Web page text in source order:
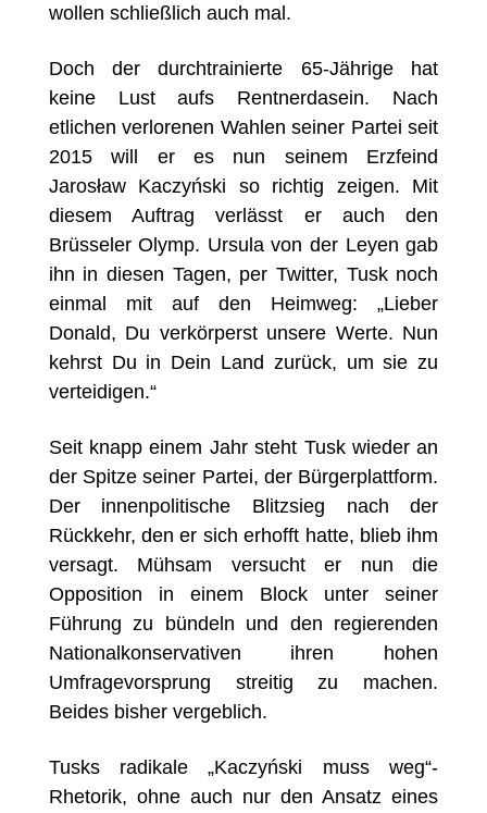
wollen schließlich auch mal.
Doch der durchtrainierte 65-Jährige hat
keine Lust aufs Rentnerdasein. Nach
etlichen verlorenen Wahlen seiner Partei seit
2015 will er es nun seinem Erzfeind
Jarosław Kaczyński so richtig zeigen. Mit
diesem Auftrag verlässt er auch den
Brüsseler Olymp. Ursula von der Leyen gab
ihn in diesen Tagen, per Twitter, Tusk noch
einmal mit auf den Heimweg: „Lieber
Donald, Du verkörperst unsere Werte. Nun
kehrst Du in Dein Land zurück, um sie zu
verteidigen.“
Seit knapp einem Jahr steht Tusk wieder an
der Spitze seiner Partei, der Bürgerplattform.
Der innenpolitische Blitzsieg nach der
Rückkehr, den er sich erhofft hatte, blieb ihm
versagt. Mühsam versucht er nun die
Opposition in einem Block unter seiner
Führung zu bündeln und den regierenden
Nationalkonservativen ihren hohen
Umfragevorsprung streitig zu machen.
Beides bisher vergeblich.
Tusks radikale „Kaczyński muss weg“-
Rhetorik, ohne auch nur den Ansatz eines